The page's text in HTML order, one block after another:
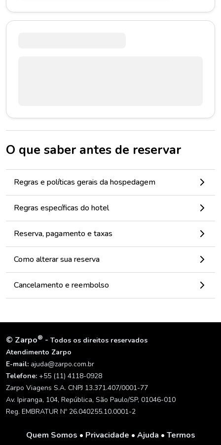
O que saber antes de reservar
Regras e políticas gerais da hospedagem
Regras específicas do hotel
Reserva, pagamento e taxas
Como alterar sua reserva
Cancelamento e reembolso
© Zarpo® - Todos os direitos reservados
Atendimento Zarpo
E-mail: ajuda@zarpo.com.br
Telefone: +55 (11) 4118-0928
Zarpo Viagens S.A. CNPJ 13.371.407/0001-77
Av. Ipiranga, 104, República, São Paulo/SP, 01046-010
Reg. EMBRATUR Nº 26.040255.10.0001-2
Quem Somos • Privacidade • Ajuda • Termos